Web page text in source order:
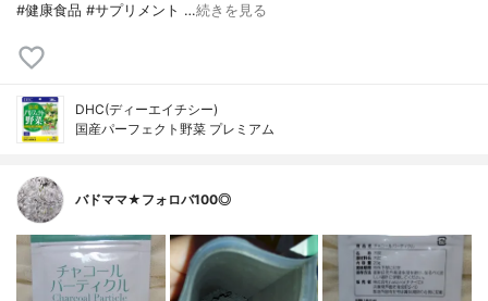
#健康食品 #サプリメント …続きを見る
DHC(ディーエイチシー)
国産パーフェクト野菜 プレミアム
バドママ★フォロバ100◎